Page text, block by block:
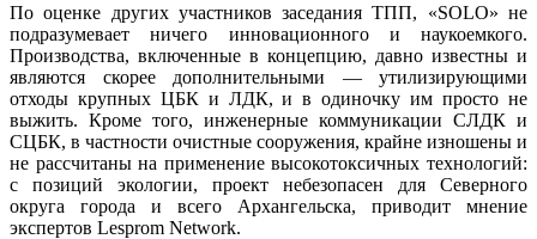
По оценке других участников заседания ТПП, «SOLO» не
подразумевает ничего инновационного и наукоемкого.
Производства, включенные в концепцию, давно известны и
являются скорее дополнительными — утилизирующими
отходы крупных ЦБК и ЛДК, и в одиночку им просто не
выжить. Кроме того, инженерные коммуникации СЛДК и
СЦБК, в частности очистные сооружения, крайне изношены и
не рассчитаны на применение высокотоксичных технологий:
с позиций экологии, проект небезопасен для Северного
округа города и всего Архангельска, приводит мнение
экспертов Lesprom Network.